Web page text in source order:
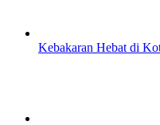
Kebakaran Hebat di